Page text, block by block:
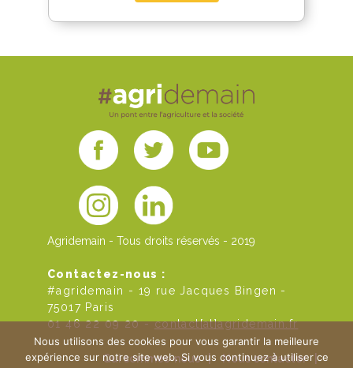
Agridemain - Tous droits réservés - 2019
Contactez-nous :
#agridemain - 19 rue Jacques Bingen -
75017 Paris
01 46 22 09 20 -contact[at]agridemain.fr
Qui sommes-nous | Nous contacter |
Nous utilisons des cookies pour vous garantir la meilleure
expérience sur notre site web. Si vous continuez à utiliser ce